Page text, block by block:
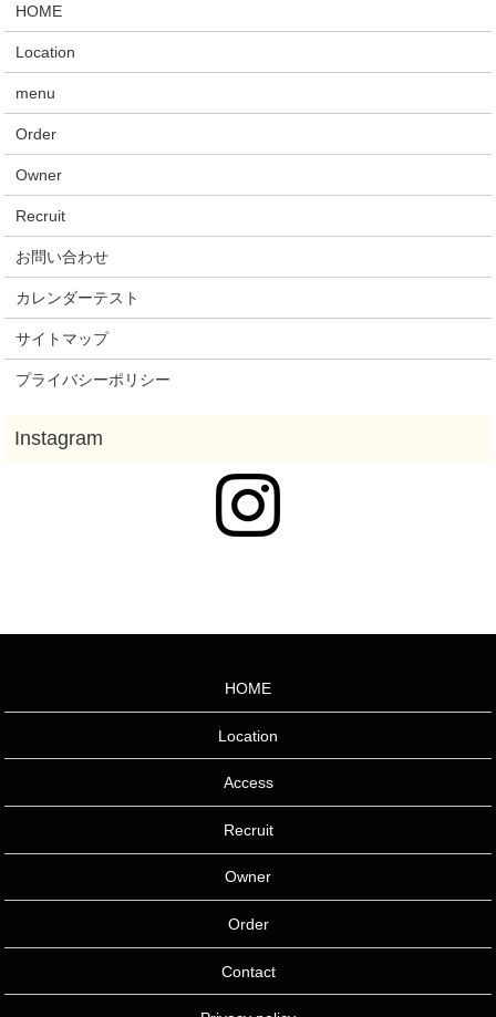
HOME
Location
menu
Order
Owner
Recruit
お問い合わせ
カレンダーテスト
サイトマップ
プライバシーポリシー
HOME
Location
Access
Recruit
Owner
Order
Contact